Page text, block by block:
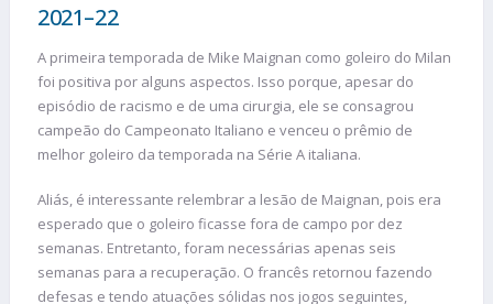
2021–22
A primeira temporada de Mike Maignan como goleiro do Milan
foi positiva por alguns aspectos. Isso porque, apesar do
episódio de racismo e de uma cirurgia, ele se consagrou
campeão do Campeonato Italiano e venceu o prêmio de
melhor goleiro da temporada na Série A italiana.
Aliás, é interessante relembrar a lesão de Maignan, pois era
esperado que o goleiro ficasse fora de campo por dez
semanas. Entretanto, foram necessárias apenas seis
semanas para a recuperação. O francês retornou fazendo
defesas e tendo atuações sólidas nos jogos seguintes,